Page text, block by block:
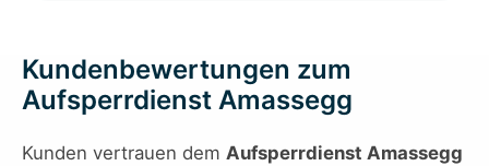
Kundenbewertungen zum
Aufsperrdienst Amassegg
Kunden vertrauen dem Aufsperrdienst Amassegg